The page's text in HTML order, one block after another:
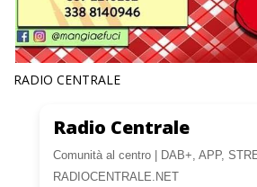
RADIO CENTRALE
Radio Centrale
Comunità al centro | DAB+, APP,
RADIOCENTRALE.NET